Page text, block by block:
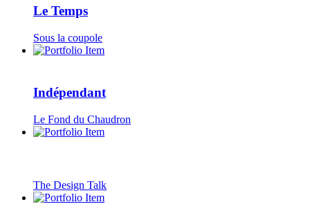
Le Temps
Sous la coupole
Indépendant
Le Fond du Chaudron
The Design Talk